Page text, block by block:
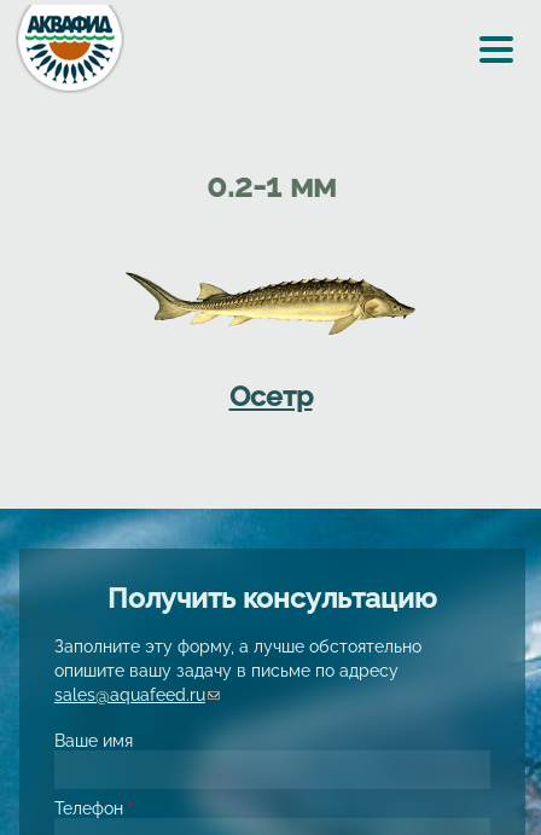
Перейти к основному содержанию
0.2-1 мм
Осетр
Получить консультацию
Заполните эту форму, а лучше обстоятельно
опишите вашу задачу в письме по адресу
sales@aquafeed.ru(link sends e-mail)
Ваше имя
Телефон *